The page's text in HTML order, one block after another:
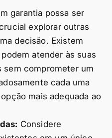
garantia possa ser
explorar outras
decisão. Existem
atender às suas
sem comprometer um
cada uma
mais adequada ao
Considere